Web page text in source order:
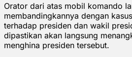
Orator dari atas mobil komando
membandingkannya dengan
terhadap presiden dan wakil
dipastikan akan langsung
menghina presiden tersebut.